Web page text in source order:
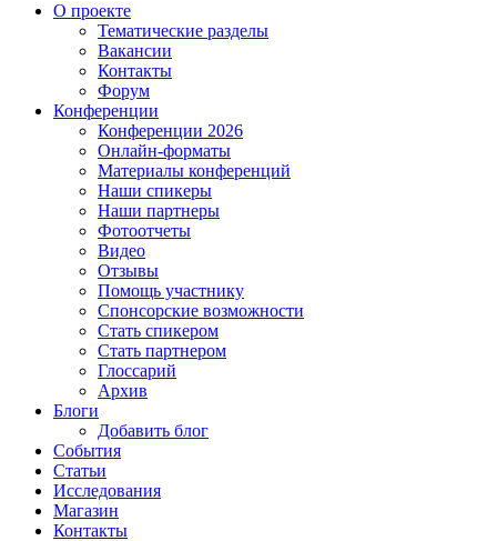
О проекте
Тематические разделы
Вакансии
Контакты
Форум
Конференции
Конференции 2026
Онлайн-форматы
Материалы конференций
Наши спикеры
Наши партнеры
Фотоотчеты
Видео
Отзывы
Помощь участнику
Спонсорские возможности
Стать спикером
Стать партнером
Глоссарий
Архив
Блоги
Добавить блог
События
Статьи
Исследования
Магазин
Контакты